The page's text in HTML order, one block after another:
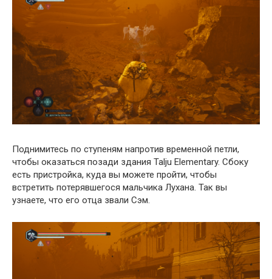
Поднимитесь по ступеням напротив временной петли,
чтобы оказаться позади здания Talju Elementary. Сбоку
есть пристройка, куда вы можете пройти, чтобы
встретить потерявшегося мальчика Лухана. Так вы
узнаете, что его отца звали Сэм.